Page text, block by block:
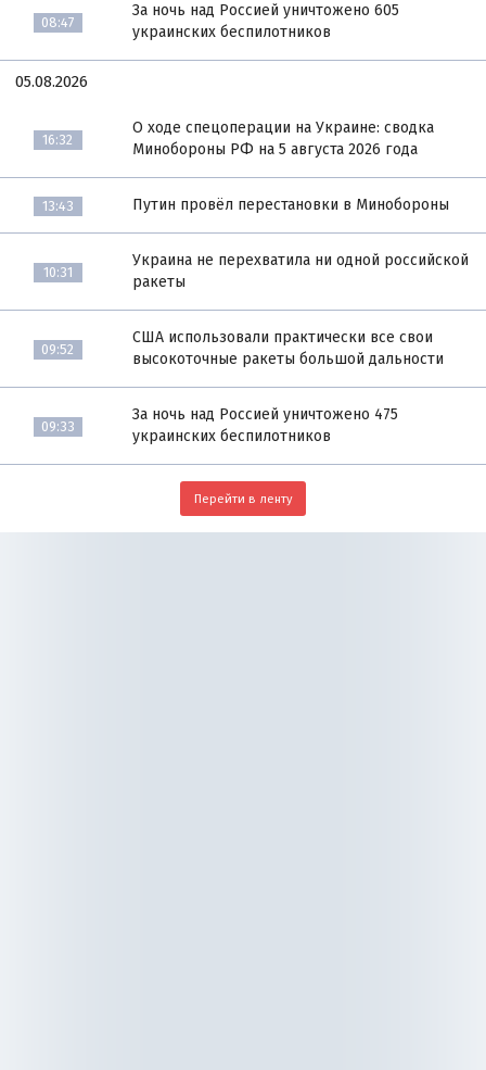
08:47
За ночь над Россией уничтожено 605
украинских беспилотников
05.08.2026
16:32
О ходе спецоперации на Украине: сводка
Минобороны РФ на 5 августа 2026 года
13:43 Путин провёл перестановки в Минобороны
10:31
Украина не перехватила ни одной российской
ракеты
09:52
США использовали практически все свои
высокоточные ракеты большой дальности
09:33
За ночь над Россией уничтожено 475
украинских беспилотников
Перейти в ленту